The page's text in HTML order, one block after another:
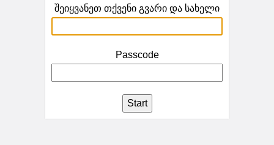
შეიყვანეთ თქვენი გვარი და სახელი
Passcode